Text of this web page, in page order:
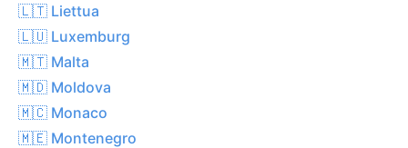
🇱🇹 Liettua
🇱🇺 Luxemburg
🇲🇹 Malta
🇲🇩 Moldova
🇲🇨 Monaco
🇲🇪 Montenegro